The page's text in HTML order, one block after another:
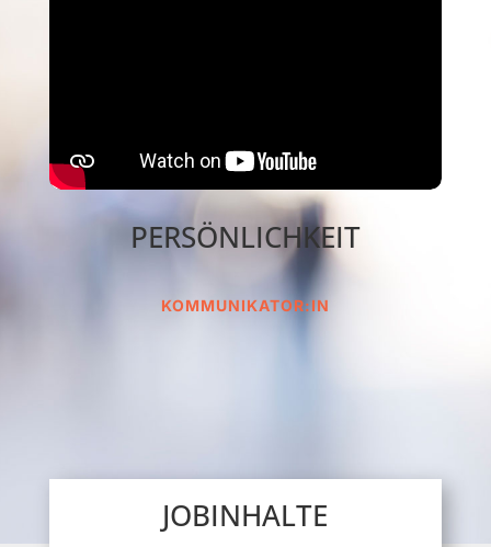
PERSÖNLICHKEIT
KOMMUNIKATOR:IN
JOBINHALTE